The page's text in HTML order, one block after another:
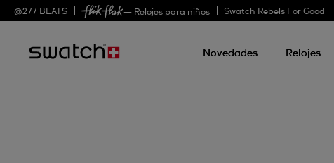
@277 BEATS — Relojes para niños Swatch Rebels For Good
Novedades Relojes